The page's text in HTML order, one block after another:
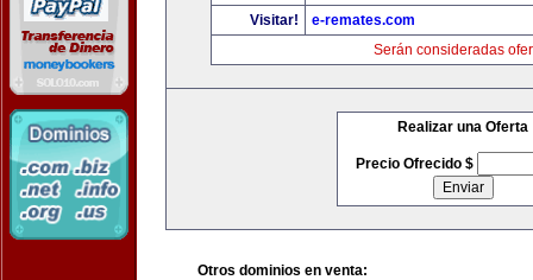
Visitar!
e-remates.com
Serán consideradas
Realizar una Oferta
Precio Ofrecido $
Otros dominios en venta: